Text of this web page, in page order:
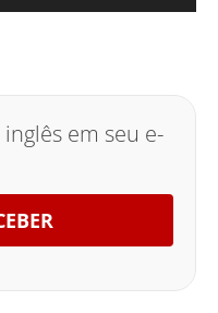
em seu e-